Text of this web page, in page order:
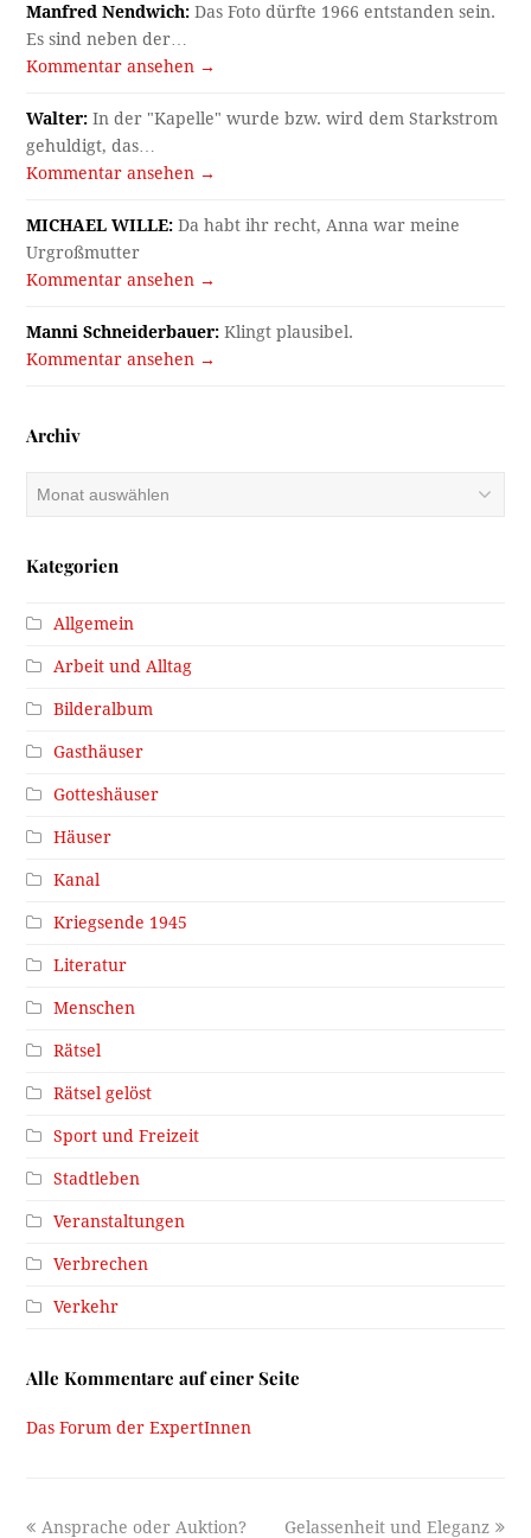
Manfred Nendwich: Das Foto dürfte 1966 entstanden sein.
Es sind neben der…
Kommentar ansehen →
Walter: In der "Kapelle" wurde bzw. wird dem Starkstrom
gehuldigt, das…
Kommentar ansehen →
MICHAEL WILLE: Da habt ihr recht, Anna war meine
Urgroßmutter
Kommentar ansehen →
Manni Schneiderbauer: Klingt plausibel.
Kommentar ansehen →
Archiv
Kategorien
Allgemein
Arbeit und Alltag
Bilderalbum
Gasthäuser
Gotteshäuser
Häuser
Kanal
Kriegsende 1945
Literatur
Menschen
Rätsel
Rätsel gelöst
Sport und Freizeit
Stadtleben
Veranstaltungen
Verbrechen
Verkehr
Alle Kommentare auf einer Seite
Das Forum der ExpertInnen
previous
Ansprache oder Auktion? next
Gelassenheit und Eleganz